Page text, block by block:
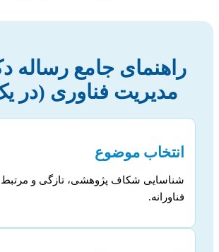
راهنمای جامع رساله
مدیریت فناوری (در
انتخاب موضوع
شناسایی شکاف پژوهشی، تازگی و مرتبط
فناورانه.